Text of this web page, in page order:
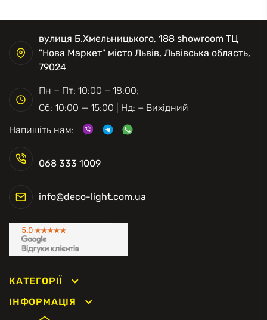
КАТЕГОРІЇ
ІНФОРМАЦІЯ
068 333 1009
info@deco-light.com.ua
вулиця Б.Хмельницького, 188 showroom ТЦ
"Нова Маркет" місто Львів, Львівська область,
79024
Пн − Пт: 10:00 − 18:00;
Сб: 10:00 — 15:00 | Нд: − Вихідний
Напишіть нам: